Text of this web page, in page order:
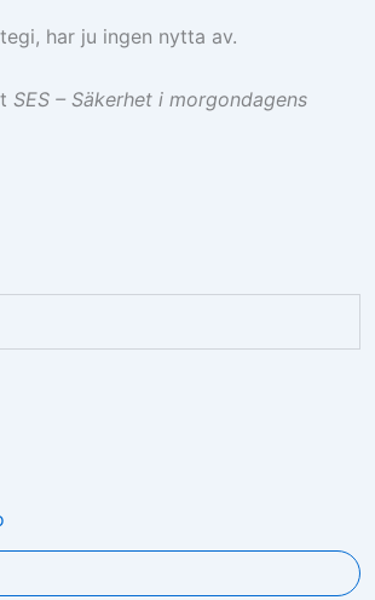
har ju ingen nytta av.
SES – Säkerhet i morgondagens